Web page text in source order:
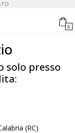
0
solo presso
(RC)